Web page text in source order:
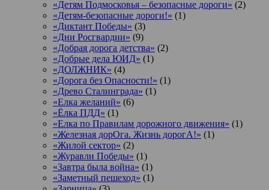
«Детям Подмосковья – безопасные дороги» (2)
«Детям-безопасные дороги!» (1)
«Диктант Победы» (3)
«Дни Росгвардии» (9)
«Добрая дорога детства» (2)
«Добрые дела ЮИД» (1)
«ДОЛЖНИК» (4)
«Дорога без Опасности!» (1)
«Древо Сталинграда» (1)
«Елка желаний» (6)
«Ёлка ПДД» (1)
«Елка по Правилам дорожного движения» (1)
«Железная дорОга. Жизнь дорогА!» (1)
«Жилой сектор» (2)
«Журавли Победы» (1)
«Завтра была война» (1)
«Заметный пешеход» (1)